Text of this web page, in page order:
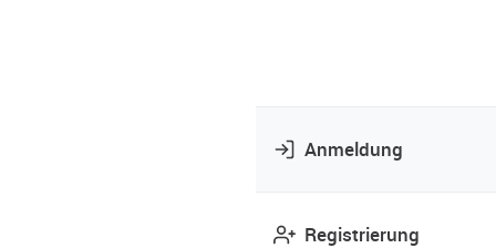
Anmeldung
Registrierung